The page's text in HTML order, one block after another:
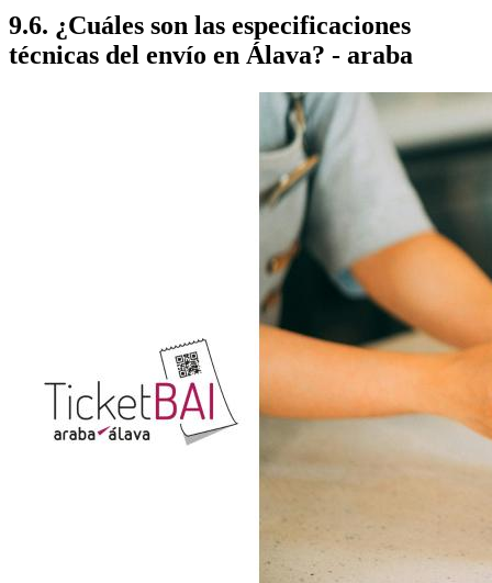
9.6. ¿Cuáles son las especificaciones
técnicas del envío en Álava? - araba